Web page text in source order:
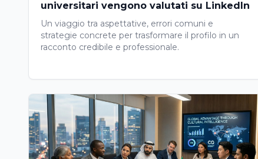
universitari vengono valutati su LinkedIn
Un viaggio tra aspettative, errori comuni e
strategie concrete per trasformare il profilo in un
racconto credibile e professionale.